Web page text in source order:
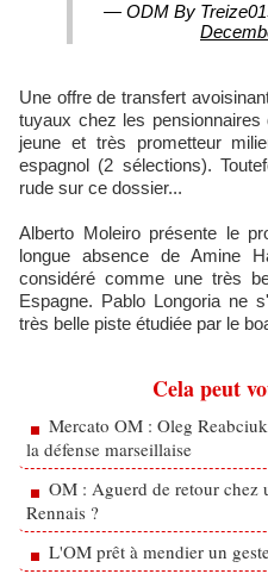
— ODM By
Une offre de transfert avoisinant les 7M€ serait même dans les
tuyaux chez les
jeune et très prometteur
espagnol (2 sélections).
rude sur ce dossier...
Alberto Moleiro présente le
longue absence de Amine
considéré comme une très
Espagne. Pablo Longoria ne
très belle piste étudiée par le
Cela peut
Mercato OM : Oleg
la défense marseillaise
OM : Aguerd de retour chez
Rennais ?
L'OM prêt à mendier un